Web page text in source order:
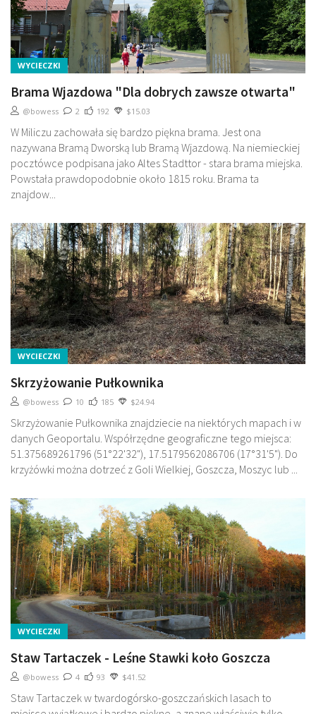
WYCIECZKI
Brama Wjazdowa "Dla dobrych zawsze otwarta"
@bowess 2 192 $15.03
W Miliczu zachowała się bardzo piękna brama. Jest ona
nazywana Bramą Dworską lub Bramą Wjazdową. Na niemieckiej
pocztówce podpisana jako Altes Stadttor - stara brama miejska.
Powstała prawdopodobnie około 1815 roku. Brama ta
znajdow...
WYCIECZKI
Skrzyżowanie Pułkownika
@bowess 10 185 $24.94
Skrzyżowanie Pułkownika znajdziecie na niektórych mapach i w
danych Geoportalu. Współrzędne geograficzne tego miejsca:
51.375689261796 (51°22'32"), 17.5179562086706 (17°31'5"). Do
krzyżówki można dotrzeć z Goli Wielkiej, Goszcza, Moszyc lub ...
WYCIECZKI
Staw Tartaczek - Leśne Stawki koło Goszcza
@bowess 4 93 $41.52
Staw Tartaczek w twardogórsko-goszczańskich lasach to